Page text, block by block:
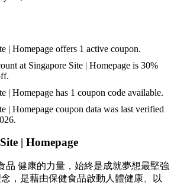
| Homepage offers 1 active coupon.
at Singapore Site | Homepage is 30%
| Homepage has 1 coupon code available.
| Homepage coupon data was last verified
| Homepage
品 健康的力量，始終是成就夢想最堅強
，是藉由保健食品啟動人體健康、以